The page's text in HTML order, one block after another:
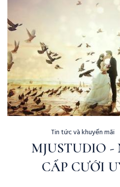
Tin tức và khuyến mãi
MJUSTUDIO
CẤP CƯỚI